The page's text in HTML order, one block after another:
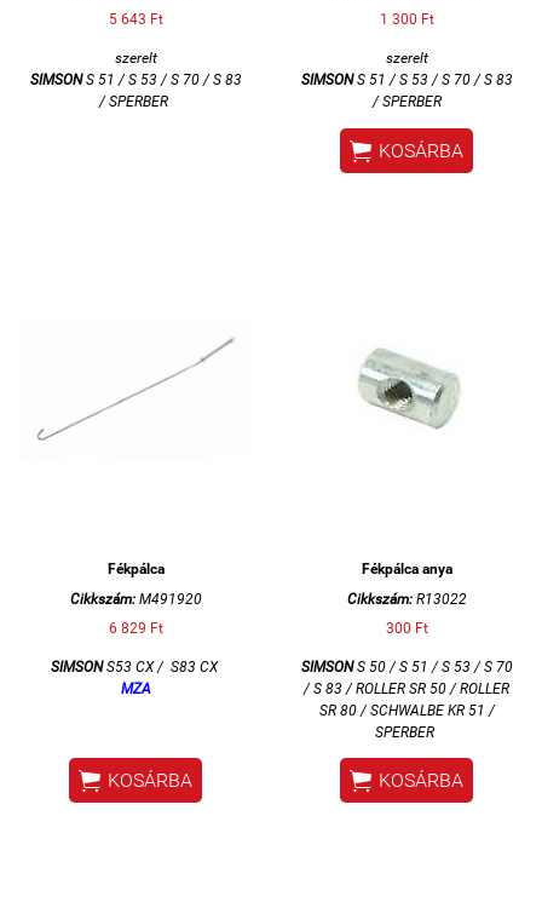
5 643 Ft
szerelt
SIMSONS 51 / S 53 / S 70 / S 83
/ SPERBER
1 300 Ft
szerelt
SIMSONS 51 / S 53 / S 70 / S 83
/ SPERBER
 KOSÁRBA
Fékpálca
Cikkszám:M491920
6 829 Ft
SIMSONS53 CX / S83 CX
MZA
 KOSÁRBA
Fékpálca anya
Cikkszám:R13022
300 Ft
SIMSONS 50 / S 51 / S 53 / S 70
/ S 83 / ROLLER SR 50 / ROLLER
SR 80 / SCHWALBE KR 51 /
SPERBER
 KOSÁRBA